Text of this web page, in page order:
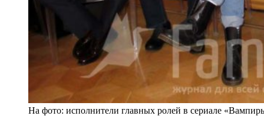
На фото: исполнители главных ролей в сериале